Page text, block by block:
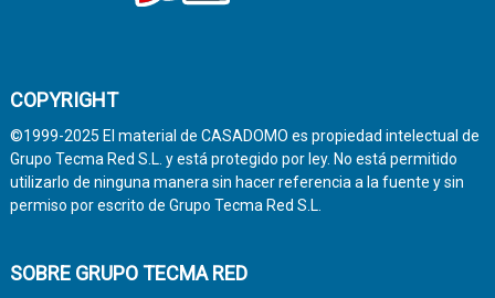
COPYRIGHT
©1999-2025 El material de CASADOMO es propiedad intelectual de
Grupo Tecma Red S.L. y está protegido por ley. No está permitido
utilizarlo de ninguna manera sin hacer referencia a la fuente y sin
permiso por escrito de Grupo Tecma Red S.L.
SOBRE GRUPO TECMA RED